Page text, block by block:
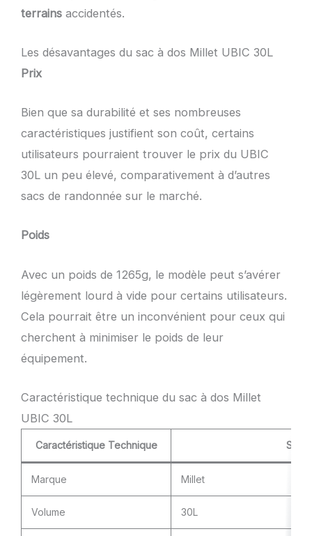
terrains accidentés.
Les désavantages du sac à dos Millet UBIC 30L
Prix
Bien que sa durabilité et ses nombreuses
caractéristiques justifient son coût, certains
utilisateurs pourraient trouver le prix du UBIC
30L un peu élevé, comparativement à d’autres
sacs de randonnée sur le marché.
Poids
Avec un poids de 1265g, le modèle peut s’avérer
légèrement lourd à vide pour certains utilisateurs.
Cela pourrait être un inconvénient pour ceux qui
cherchent à minimiser le poids de leur
équipement.
Caractéristique technique du sac à dos Millet
UBIC 30L
Caractéristique Technique
Marque Millet
Volume 30L